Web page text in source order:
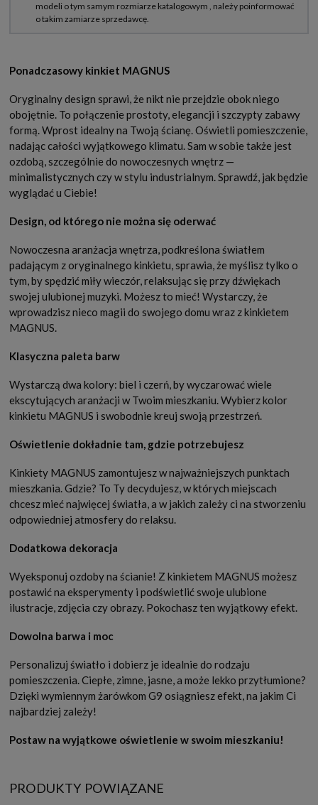
Ponadczasowy kinkiet MAGNUS
Oryginalny design sprawi, że nikt nie przejdzie obok niego
obojętnie. To połączenie prostoty, elegancji i szczypty zabawy
formą. Wprost idealny na Twoją ścianę. Oświetli pomieszczenie,
nadając całości wyjątkowego klimatu. Sam w sobie także jest
ozdobą, szczególnie do nowoczesnych wnętrz —
minimalistycznych czy w stylu industrialnym. Sprawdź, jak będzie
wyglądać u Ciebie!
Design, od którego nie można się oderwać
Nowoczesna aranżacja wnętrza, podkreślona światłem
padającym z oryginalnego kinkietu, sprawia, że myślisz tylko o
tym, by spędzić miły wieczór, relaksując się przy dźwiękach
swojej ulubionej muzyki. Możesz to mieć! Wystarczy, że
wprowadzisz nieco magii do swojego domu wraz z kinkietem
MAGNUS.
Klasyczna paleta barw
Wystarczą dwa kolory: biel i czerń, by wyczarować wiele
ekscytujących aranżacji w Twoim mieszkaniu. Wybierz kolor
kinkietu MAGNUS i swobodnie kreuj swoją przestrzeń.
Oświetlenie dokładnie tam, gdzie potrzebujesz
Kinkiety MAGNUS zamontujesz w najważniejszych punktach
mieszkania. Gdzie? To Ty decydujesz, w których miejscach
chcesz mieć najwięcej światła, a w jakich zależy ci na stworzeniu
odpowiedniej atmosfery do relaksu.
Dodatkowa dekoracja
Wyeksponuj ozdoby na ścianie! Z kinkietem MAGNUS możesz
postawić na eksperymenty i podświetlić swoje ulubione
ilustracje, zdjęcia czy obrazy. Pokochasz ten wyjątkowy efekt.
Dowolna barwa i moc
Personalizuj światło i dobierz je idealnie do rodzaju
pomieszczenia. Ciepłe, zimne, jasne, a może lekko przytłumione?
Dzięki wymiennym żarówkom G9 osiągniesz efekt, na jakim Ci
najbardziej zależy!
Postaw na wyjątkowe oświetlenie w swoim mieszkaniu!
PRODUKTY POWIĄZANE